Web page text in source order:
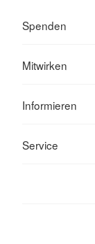
Spenden
Mitwirken
Informieren
Service